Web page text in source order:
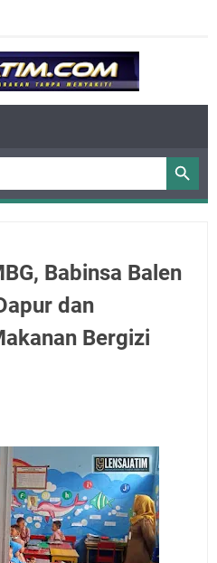
Babinsa Balen
dan
Bergizi